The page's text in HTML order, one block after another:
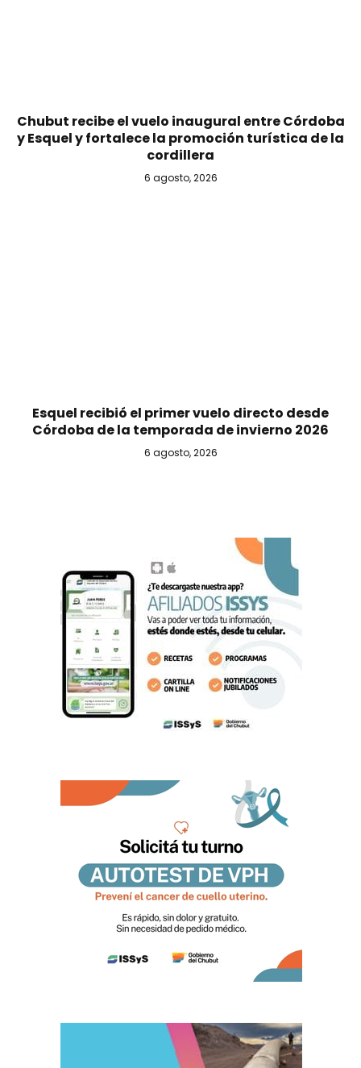
Chubut recibe el vuelo inaugural entre Córdoba
y Esquel y fortalece la promoción turística de la
cordillera
6 agosto, 2026
Esquel recibió el primer vuelo directo desde
Córdoba de la temporada de invierno 2026
6 agosto, 2026